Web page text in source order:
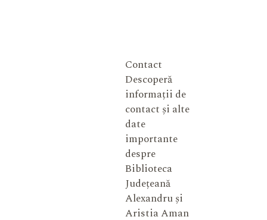
Contact
Descoperă
informații de
contact și alte
date
importante
despre
Biblioteca
Județeană
Alexandru și
Aristia Aman